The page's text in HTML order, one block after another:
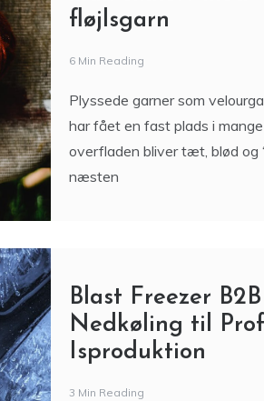
næsten
Blast Freezer
Nedkøling til
fødevareindustrien spiller
nedkøling en central rolle. Især
hvor kvalitet og